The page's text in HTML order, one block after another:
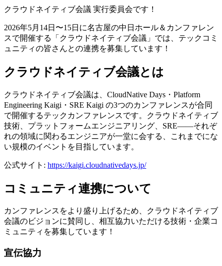
クラウドネイティブ会議 実行委員会です！
2026年5月14日〜15日に名古屋の中日ホール＆カンファレン
スで開催する「クラウドネイティブ会議」では、テックコミ
ュニティの皆さんとの連携を募集しています！
クラウドネイティブ会議とは
クラウドネイティブ会議は、CloudNative Days・Platform
Engineering Kaigi・SRE Kaigi の3つのカンファレンスが合同
で開催するテックカンファレンスです。クラウドネイティブ
技術、プラットフォームエンジニアリング、SRE――それぞ
れの領域に関わるエンジニアが一堂に会する、これまでにな
い規模のイベントを目指しています。
公式サイト: https://kaigi.cloudnativedays.jp/
コミュニティ連携について
カンファレンスをより盛り上げるため、クラウドネイティブ
会議のビジョンに賛同し、相互協力いただける技術・企業コ
ミュニティを募集しています！
宣伝協力